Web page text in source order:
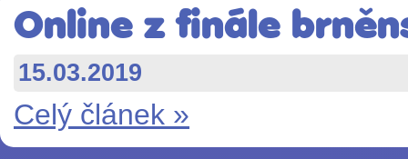
Online z finále
15.03.2019
Celý článek »